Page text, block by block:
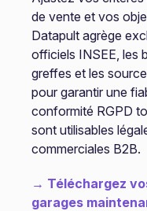
de vente et vos
Datapult agrège
officiels INSEE, les
greffes et les
pour garantir une
conformité RGPD
sont utilisables
commerciales B2B.
→ Téléchargez
garages